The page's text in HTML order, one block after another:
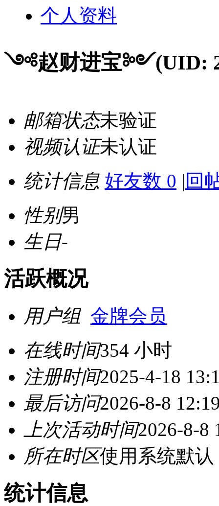
个人资料
༺赵财进宝༻(UID:
邮箱状态未验证
视频认证未认证
统计信息 好友数 0 | 回
性别男
生日-
活跃概况
用户组 金牌会员
在线时间354 小时
注册时间2025-4-18
最后访问2026-8-8
上次活动时间2026-8-8
所在时区使用系统默认
统计信息